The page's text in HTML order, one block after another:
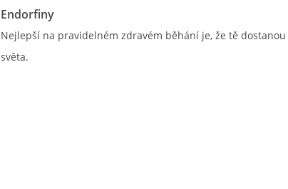
Endorfiny
Nejlepší na pravidelném zdravém běhání je, že tě
světa.